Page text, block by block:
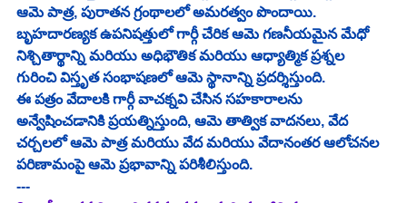
ఆమె పాత్ర, పురాతన గ్రంథాలలో అమరత్వం పొందాయి.
బృహదారణ్యక ఉపనిషత్తులో గార్గీ చేరిక ఆమె గణనీయమైన మేధో
నిశ్చితార్థాన్ని మరియు అధిభౌతిక మరియు ఆధ్యాత్మిక ప్రశ్నల
గురించి విస్తృత సంభాషణలో ఆమె స్థానాన్ని ప్రదర్శిస్తుంది.
ఈ పత్రం వేదాలకి గార్గీ వాచక్నవి చేసిన సహకారాలను
అన్వేషించడానికి ప్రయత్నిస్తుంది, ఆమె తాత్విక వాదనలు, వేద
చర్చలలో ఆమె పాత్ర మరియు వేద మరియు వేదానంతర ఆలోచనల
పరిణామంపై ఆమె ప్రభావాన్ని పరిశీలిస్తుంది.
---